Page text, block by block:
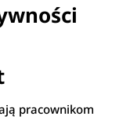
pracownikom